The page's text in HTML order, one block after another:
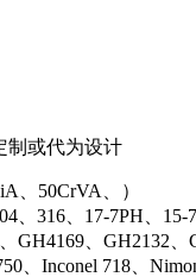
制或代为设计
、50CrVA、）
、316、17-7PH、15-
GH4169、GH2132、
、Inconel 718、